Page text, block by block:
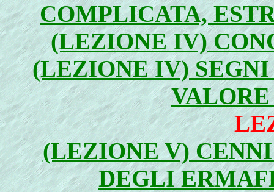
COMPLICATA,
(LEZIONE IV)
(LEZIONE IV)
VALORE
(LEZIONE V)
DEGLI